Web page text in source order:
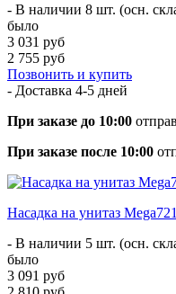
- В наличии 8 шт. (осн.
было
3 031 руб
2 755 руб
Позвонить и купить
- Доставка 4-5 дней
При заказе до 10:00
При заказе после 10:00
Насадка на унитаз Mega721
- В наличии 5 шт. (осн.
было
3 091 руб